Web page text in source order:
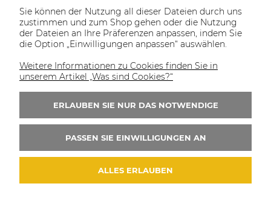
VERSAND- UND LAGERADRESSE
PEMAT S.C.
41-902, Bytom
Polen
Tel.:
+(48)515-965-404
E-Mail: trade@pematsc.pl
Sie können der Nutzung all dieser Dateien durch uns
zustimmen und zum Shop gehen oder die Nutzung
der Dateien an Ihre Präferenzen anpassen, indem Sie
die Option „Einwilligungen anpassen“ auswählen.
Weitere Informationen zu Cookies finden Sie in
unserem Artikel „Was sind Cookies?“
ERLAUBEN SIE NUR DAS NOTWENDIGE
PASSEN SIE EINWILLIGUNGEN AN
ALLES ERLAUBEN